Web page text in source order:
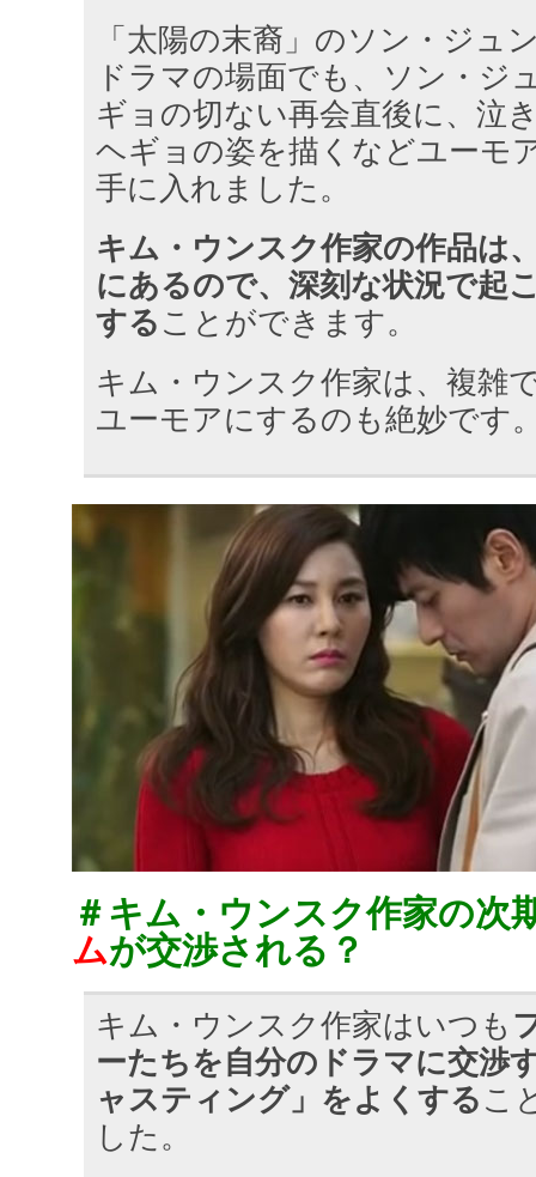
「太陽の末裔」のソン・ジュ
ドラマの場面でも、ソン・ジ
ギョの切ない再会直後に、泣
ヘギョの姿を描くなどユーモ
手に入れました。
キム・ウンスク作家の作品は
にあるので、深刻な状況で起
する ことができます。
キム・ウンスク作家は、複雑
ユーモアにするのも絶妙です
＃キム・ウンスク作家の次
ムが交渉される？
キム・ウンスク作家はいつも
ーたちを自分のドラマに交渉
ャスティング」をよくする こ
した。